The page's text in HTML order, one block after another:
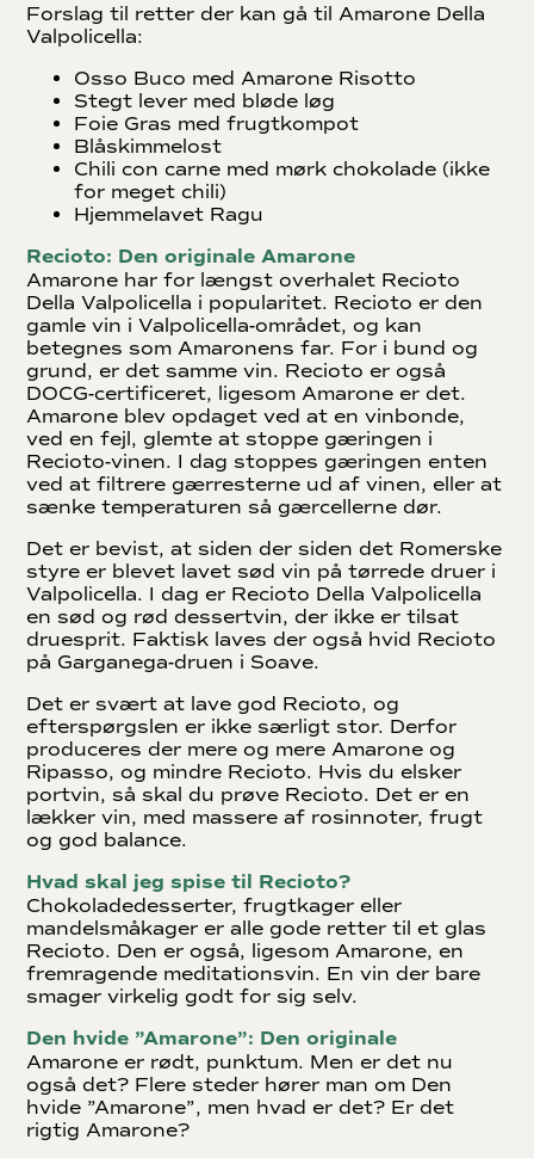
Forslag til retter der kan gå til Amarone Della
Valpolicella:
Osso Buco med Amarone Risotto
Stegt lever med bløde løg
Foie Gras med frugtkompot
Blåskimmelost
Chili con carne med mørk chokolade (ikke
for meget chili)
Hjemmelavet Ragu
Recioto: Den originale Amarone
Amarone har for længst overhalet Recioto
Della Valpolicella i popularitet. Recioto er den
gamle vin i Valpolicella-området, og kan
betegnes som Amaronens far. For i bund og
grund, er det samme vin. Recioto er også
DOCG-certificeret, ligesom Amarone er det.
Amarone blev opdaget ved at en vinbonde,
ved en fejl, glemte at stoppe gæringen i
Recioto-vinen. I dag stoppes gæringen enten
ved at filtrere gærresterne ud af vinen, eller at
sænke temperaturen så gærcellerne dør.
Det er bevist, at siden der siden det Romerske
styre er blevet lavet sød vin på tørrede druer i
Valpolicella. I dag er Recioto Della Valpolicella
en sød og rød dessertvin, der ikke er tilsat
druesprit. Faktisk laves der også hvid Recioto
på Garganega-druen i Soave.
Det er svært at lave god Recioto, og
efterspørgslen er ikke særligt stor. Derfor
produceres der mere og mere Amarone og
Ripasso, og mindre Recioto. Hvis du elsker
portvin, så skal du prøve Recioto. Det er en
lækker vin, med massere af rosinnoter, frugt
og god balance.
Hvad skal jeg spise til Recioto?
Chokoladedesserter, frugtkager eller
mandelsmåkager er alle gode retter til et glas
Recioto. Den er også, ligesom Amarone, en
fremragende meditationsvin. En vin der bare
smager virkelig godt for sig selv.
Den hvide ”Amarone”: Den originale
Amarone er rødt, punktum. Men er det nu
også det? Flere steder hører man om Den
hvide ”Amarone”, men hvad er det? Er det
rigtig Amarone?